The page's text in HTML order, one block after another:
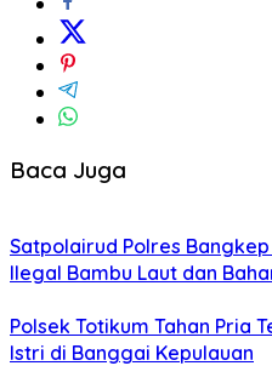
Baca Juga
Satpolairud Polres
Ilegal Bambu Laut dan
Polsek Totikum Tahan Pria
Istri di Banggai Kepulauan